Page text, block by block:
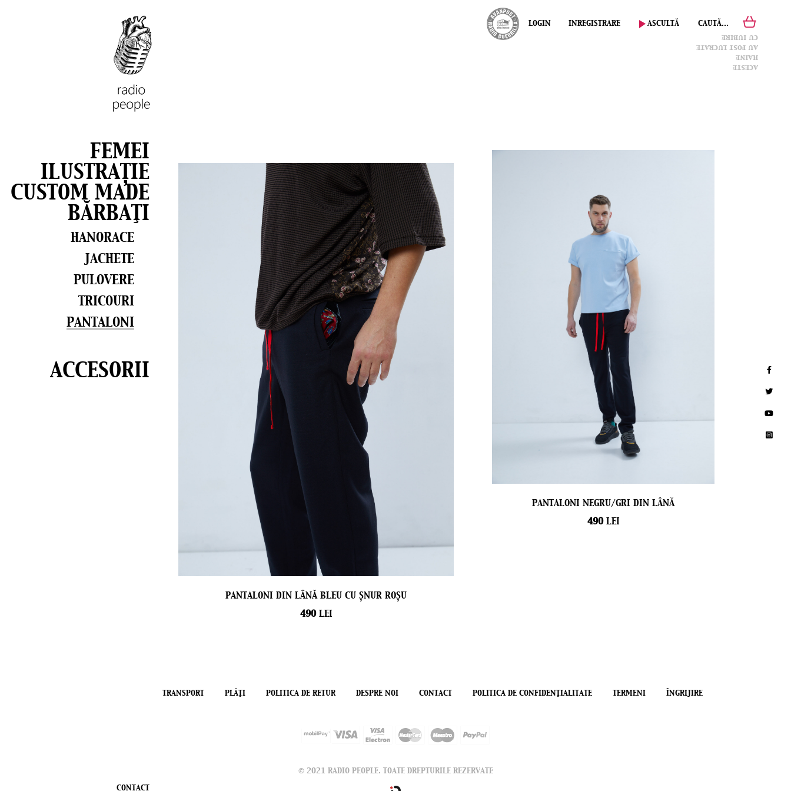
LOGIN INREGISTRARE ASCULTĂ CAUTĂ...
aceste
haine
au fost lucrate
cu iubire
FEMEI
ILUSTRAȚIE
CUSTOM MADE
BĂRBAŢI
HANORACE
JACHETE
PULOVERE
TRICOURI
PANTALONI
ACCESORII
CONTACT
PANTALONI DIN LÂNĂ BLEU CU ȘNUR ROȘU
490 LEI
PANTALONI NEGRU/GRI DIN LÂNĂ
490 LEI
TRANSPORT PLĂŢI POLITICA DE RETUR DESPRE NOI CONTACT POLITICA DE CONFIDENŢIALITATE TERMENI ÎNGRIJIRE
© 2021 RADIO PEOPLE. TOATE DREPTURILE REZERVATE